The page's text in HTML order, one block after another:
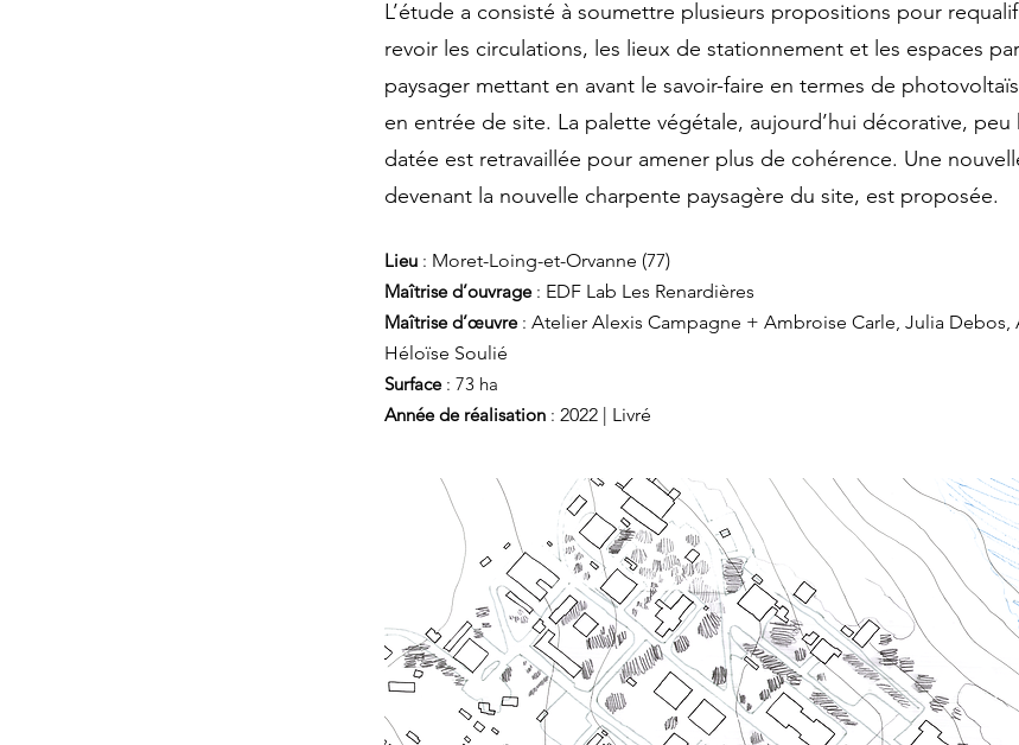
L’étude a consisté à soumettre plusieurs propositions pour
revoir les circulations, les lieux de stationnement et les espaces
paysager mettant en avant le savoir-faire en termes de
en entrée de site. La palette végétale, aujourd’hui décorative, peu
datée est retravaillée pour amener plus de cohérence. Une
devenant la nouvelle charpente paysagère du site, est proposée.
Lieu : Moret-Loing-et-Orvanne (77)
Maîtrise d’ouvrage: EDF Lab Les Renardières
Maîtrise d’œuvre: Atelier Alexis Campagne + Ambroise Carle, Julia Debos,
Héloïse Soulié
Surface : 73 ha
Année de réalisation : 2022 | Livré